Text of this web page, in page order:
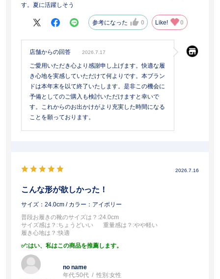
す。夏に活躍しそう
参考になった 0 Like! 0
店舗からの回答 2026.7.17
ご愛用いただき心より感謝申し上げます。快適な履
き心地を実感していただけて何よりです。本ブラン
ドは本年末を以て終了いたします。是非この機会に
予備としてのご購入も検討いただけますと幸いで
す。これからのお出かけがより充実した時間になる
ことを願っております。
2026.7.16
こんな形が欲しかった！
サイズ：24.0cm / カラー：アイボリー
普段お履きの靴のサイズは？ :24.0cm
サイズ感は？ :ちょうどいい 重量感は？ :やや軽い
履き心地は？ :快適
:はい、私はこの商品を推薦します。
no name
年代:50代 性別:女性